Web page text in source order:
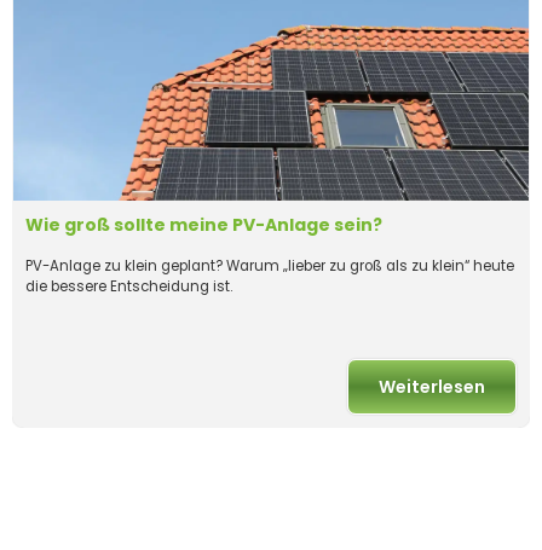
Wie groß sollte meine PV-Anlage sein?
PV-Anlage zu klein geplant? Warum „lieber zu groß als zu klein“ heute
die bessere Entscheidung ist.
Weiterlesen